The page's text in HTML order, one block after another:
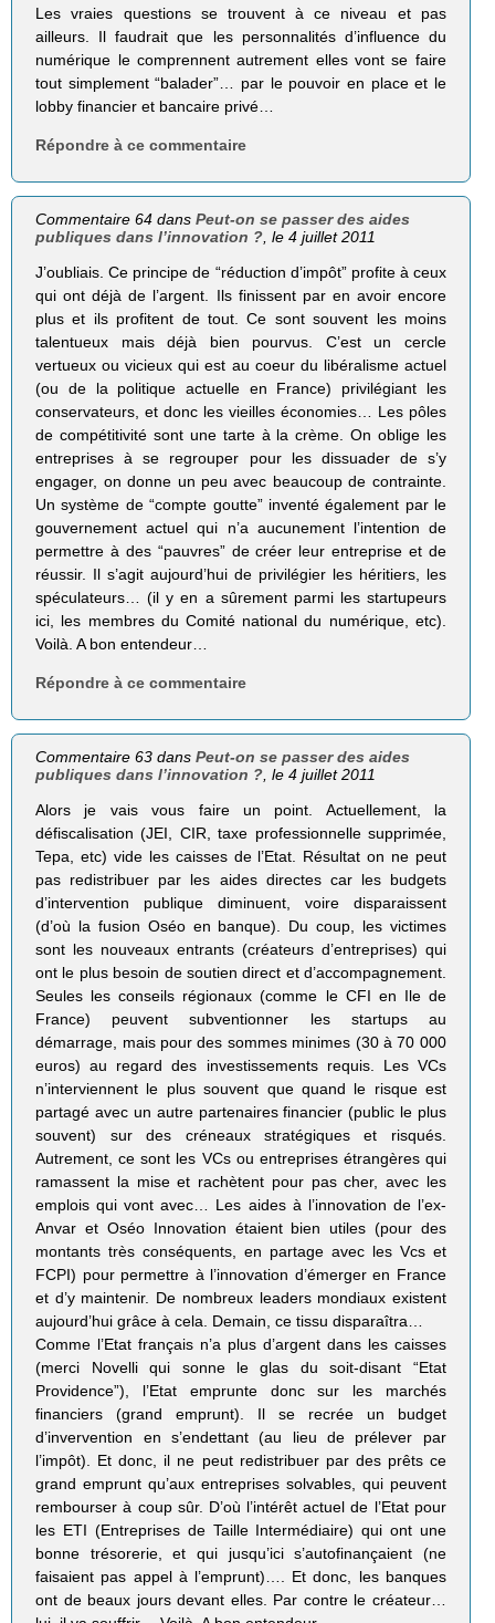
Les vraies questions se trouvent à ce niveau et pas
ailleurs. Il faudrait que les personnalités d’influence du
numérique le comprennent autrement elles vont se faire
tout simplement “balader”… par le pouvoir en place et le
lobby financier et bancaire privé…
Répondre à ce commentaire
Commentaire 64 dansPeut-on se passer des aides
publiques dans l’innovation ? , le 4 juillet 2011
J’oubliais. Ce principe de “réduction d’impôt” profite à ceux
qui ont déjà de l’argent. Ils finissent par en avoir encore
plus et ils profitent de tout. Ce sont souvent les moins
talentueux mais déjà bien pourvus. C’est un cercle
vertueux ou vicieux qui est au coeur du libéralisme actuel
(ou de la politique actuelle en France) privilégiant les
conservateurs, et donc les vieilles économies… Les pôles
de compétitivité sont une tarte à la crème. On oblige les
entreprises à se regrouper pour les dissuader de s’y
engager, on donne un peu avec beaucoup de contrainte.
Un système de “compte goutte” inventé également par le
gouvernement actuel qui n’a aucunement l’intention de
permettre à des “pauvres” de créer leur entreprise et de
réussir. Il s’agit aujourd’hui de privilégier les héritiers, les
spéculateurs… (il y en a sûrement parmi les startupeurs
ici, les membres du Comité national du numérique, etc).
Voilà. A bon entendeur…
Répondre à ce commentaire
Commentaire 63 dansPeut-on se passer des aides
publiques dans l’innovation ? , le 4 juillet 2011
Alors je vais vous faire un point. Actuellement, la
défiscalisation (JEI, CIR, taxe professionnelle supprimée,
Tepa, etc) vide les caisses de l’Etat. Résultat on ne peut
pas redistribuer par les aides directes car les budgets
d’intervention publique diminuent, voire disparaissent
(d’où la fusion Oséo en banque). Du coup, les victimes
sont les nouveaux entrants (créateurs d’entreprises) qui
ont le plus besoin de soutien direct et d’accompagnement.
Seules les conseils régionaux (comme le CFI en Ile de
France) peuvent subventionner les startups au
démarrage, mais pour des sommes minimes (30 à 70 000
euros) au regard des investissements requis. Les VCs
n’interviennent le plus souvent que quand le risque est
partagé avec un autre partenaires financier (public le plus
souvent) sur des créneaux stratégiques et risqués.
Autrement, ce sont les VCs ou entreprises étrangères qui
ramassent la mise et rachètent pour pas cher, avec les
emplois qui vont avec… Les aides à l’innovation de l’ex-
Anvar et Oséo Innovation étaient bien utiles (pour des
montants très conséquents, en partage avec les Vcs et
FCPI) pour permettre à l’innovation d’émerger en France
et d’y maintenir. De nombreux leaders mondiaux existent
aujourd’hui grâce à cela. Demain, ce tissu disparaîtra…
Comme l’Etat français n’a plus d’argent dans les caisses
(merci Novelli qui sonne le glas du soit-disant “Etat
Providence”), l’Etat emprunte donc sur les marchés
financiers (grand emprunt). Il se recrée un budget
d’invervention en s’endettant (au lieu de prélever par
l’impôt). Et donc, il ne peut redistribuer par des prêts ce
grand emprunt qu’aux entreprises solvables, qui peuvent
rembourser à coup sûr. D’où l’intérêt actuel de l’Etat pour
les ETI (Entreprises de Taille Intermédiaire) qui ont une
bonne trésorerie, et qui jusqu’ici s’autofinançaient (ne
faisaient pas appel à l’emprunt)…. Et donc, les banques
ont de beaux jours devant elles. Par contre le créateur…